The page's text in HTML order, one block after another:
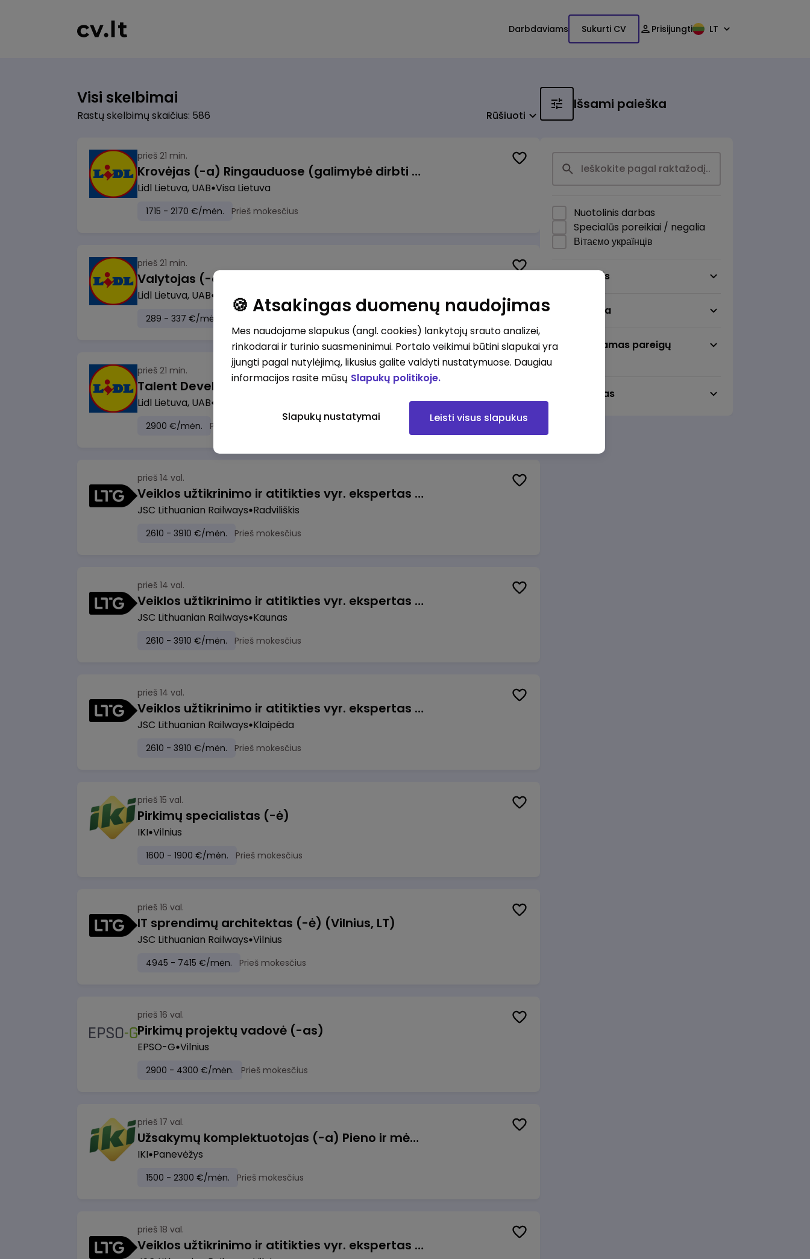
Darbdaviams Sukurti CV Prisijungti LT
Visi skelbimai
Rastų skelbimų skaičius: 586 Rūšiuoti
prieš 21 min.
Krovėjas (-a) Ringauduose (galimybė dirbti nepilnu etatu)
Lidl Lietuva, UAB Visa Lietuva
1715 - 2170 €/mėn. Prieš mokesčius
prieš 21 min.
Lidl Lietuva, UAB Marijampolė
289 - 337 €/mėn.
prieš 21 min.
Talent Development Project Manager (fixed term - 1.5 years)
Lidl Lietuva, UAB
2900 €/mėn. Prieš mokesčius
prieš 14 val.
Veiklos užtikrinimo ir atitikties vyr. ekspertas (-ė) (Radviliškis) (Radviliškis, LT)
JSC Lithuanian Railways Radviliškis
2610 - 3910 €/mėn. Prieš mokesčius
prieš 14 val.
Veiklos užtikrinimo ir atitikties vyr. ekspertas (-ė) (Kaunas) (Kaunas, LT)
JSC Lithuanian Railways Kaunas
2610 - 3910 €/mėn. Prieš mokesčius
prieš 14 val.
Veiklos užtikrinimo ir atitikties vyr. ekspertas (-ė) (Klaipėda) (Klaipėda, LT)
JSC Lithuanian Railways Klaipėda
2610 - 3910 €/mėn. Prieš mokesčius
prieš 15 val.
Pirkimų specialistas (-ė)
IKI Vilnius
1600 - 1900 €/mėn. Prieš mokesčius
prieš 16 val.
IT sprendimų architektas (-ė) (Vilnius, LT)
JSC Lithuanian Railways Vilnius
4945 - 7415 €/mėn. Prieš mokesčius
prieš 16 val.
Pirkimų projektų vadovė (-as)
EPSO-G Vilnius
2900 - 4300 €/mėn. Prieš mokesčius
prieš 17 val.
Užsakymų komplektuotojas (-a) Pieno ir mėsos sandėlyje
IKI Panevėžys
1500 - 2300 €/mėn. Prieš mokesčius
prieš 18 val.
Veiklos užtikrinimo ir atitikties vyr. ekspertas (-ė) (Vilnius, LT)
Išsami paieška
Nuotolinis darbas
Specialūs poreikiai / negalia
Вітаємо українців
Darbo sritis
Darbo vieta
Pageidaujamas pareigų
Darbo laikas
🍪 Atsakingas duomenų naudojimas
Mes naudojame slapukus (angl. cookies) lankytojų srauto analizei,
rinkodarai ir turinio suasmeninimui. Portalo veikimui būtini slapukai yra
įjungti pagal nutylėjimą, likusius galite valdyti nustatymuose. Daugiau
informacijos rasite mūsų Slapukų politikoje.
Slapukų nustatymai Leisti visus slapukus